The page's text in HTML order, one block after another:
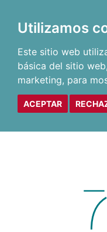
Utilizamos
Este sitio web
básica del sitio web,
marketing, para
ACEPTAR